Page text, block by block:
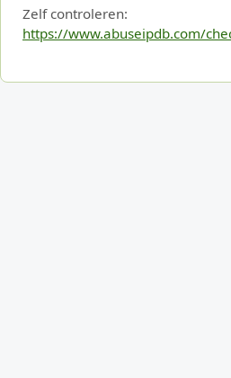
Zelf controleren:
https://www.abuseipdb.com/